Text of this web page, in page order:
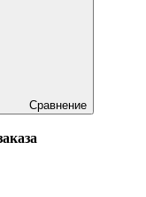
Сравнение